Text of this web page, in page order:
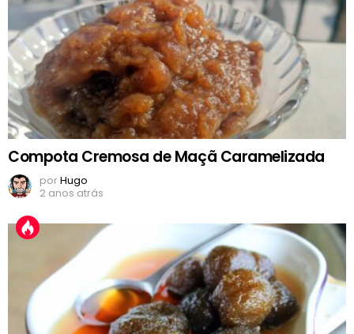
Compota Cremosa de Maçã Caramelizada
porHugo
2 anos atrás